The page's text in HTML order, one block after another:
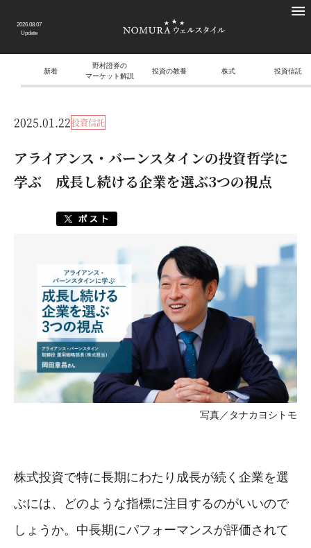
2026.08.07
Update
新着
野村證券の
マーケット解説
投資の教養 株式 投資信託
2025.01.22投資信託
アライアンス・バーンスタインの投資哲学に
学ぶ 成長し続ける企業を選ぶ3つの視点
写真／タナカヨシトモ
株式投資で特に長期にわたり成長が続く企業を選
ぶには、どのような指標に注目するのがいいので
しょうか。中長期にパフォーマンスが評価されて